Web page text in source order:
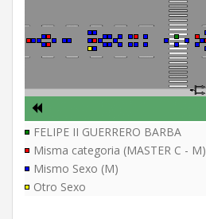
FELIPE II GUERRERO BARBA
Misma categoria (MASTER C - M)
Mismo Sexo (M)
Otro Sexo